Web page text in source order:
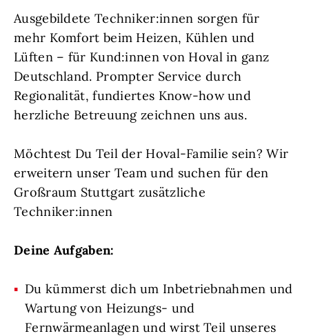
Ausgebildete Techniker:innen sorgen für
mehr Komfort beim Heizen, Kühlen und
Lüften – für Kund:innen von Hoval in ganz
Deutschland. Prompter Service durch
Regionalität, fundiertes Know-how und
herzliche Betreuung zeichnen uns aus.
Möchtest Du Teil der Hoval-Familie sein? Wir
erweitern unser Team und suchen für den
Großraum Stuttgart zusätzliche
Techniker:innen
Deine Aufgaben:
Du kümmerst dich um Inbetriebnahmen und
Wartung von Heizungs- und
Fernwärmeanlagen und wirst Teil unseres